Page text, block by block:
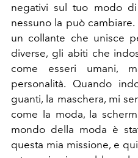
negativi sul tuo modo
nessuno la può
un collante che unisce
diverse, gli abiti che
come esseri umani,
personalità. Quando
guanti, la maschera, mi
come la moda, la
mondo della moda è
questa mia missione, e